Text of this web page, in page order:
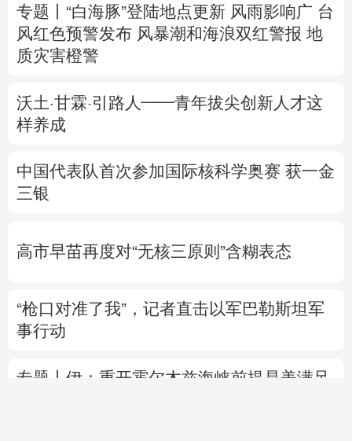
专题丨 “白海豚”登陆地点更新 风雨影响广 台
风红色预警发布 风暴潮和海浪双红警报 地
质灾害橙警
沃土·甘霖·引路人——青年拔尖创新人才这
样养成
中国代表队首次参加国际核科学奥赛 获一金
三银
高市早苗再度对“无核三原则”含糊表态
“枪口对准了我”，记者直击以军巴勒斯坦军
事行动
专题丨 伊：重开霍尔木兹海峡前提是美满足